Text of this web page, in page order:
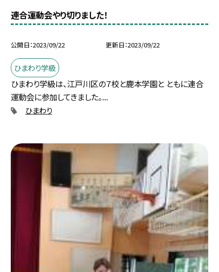
連合運動会やり切りました！
公開日 2023/09/22 更新日 2023/09/22
ひまわり学級
ひまわり学級は、江戸川区の７校と鹿本学園と ともに連合
運動会に参加してきました。...
ひまわり